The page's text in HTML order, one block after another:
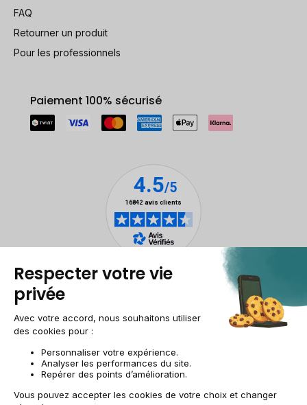
FAQ
Retourner un produit
Pour les professionnels
Paiement 100% sécurisé
Mentions légalesGestion des cookies
Conditions générales de vente
AccessibilitéPlan du site
CH-FR | CHF